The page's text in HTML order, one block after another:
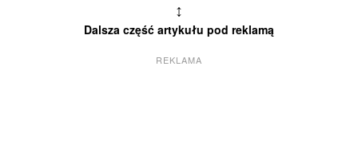
↕
Dalsza część artykułu pod reklamą
REKLAMA